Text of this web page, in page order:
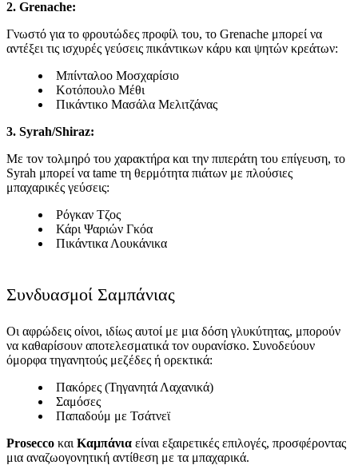
2. Grenache:
Γνωστό για το φρουτώδες προφίλ του, το Grenache μπορεί να
αντέξει τις ισχυρές γεύσεις πικάντικων κάρυ και ψητών κρεάτων:
Μπίνταλοο Μοσχαρίσιο
Κοτόπουλο Μέθι
Πικάντικο Μασάλα Μελιτζάνας
3. Syrah/Shiraz:
Με τον τολμηρό του χαρακτήρα και την πιπεράτη του επίγευση, το
Syrah μπορεί να tame τη θερμότητα πιάτων με πλούσιες
μπαχαρικές γεύσεις:
Ρόγκαν Τζος
Κάρι Ψαριών Γκόα
Πικάντικα Λουκάνικα
Συνδυασμοί Σαμπάνιας
Οι αφρώδεις οίνοι, ιδίως αυτοί με μια δόση γλυκύτητας, μπορούν
να καθαρίσουν αποτελεσματικά τον ουρανίσκο. Συνοδεύουν
όμορφα τηγανητούς μεζέδες ή ορεκτικά:
Πακόρες (Τηγανητά Λαχανικά)
Σαμόσες
Παπαδούμ με Τσάτνεϊ
Prosecco και Καμπάνια είναι εξαιρετικές επιλογές, προσφέροντας
μια αναζωογονητική αντίθεση με τα μπαχαρικά.